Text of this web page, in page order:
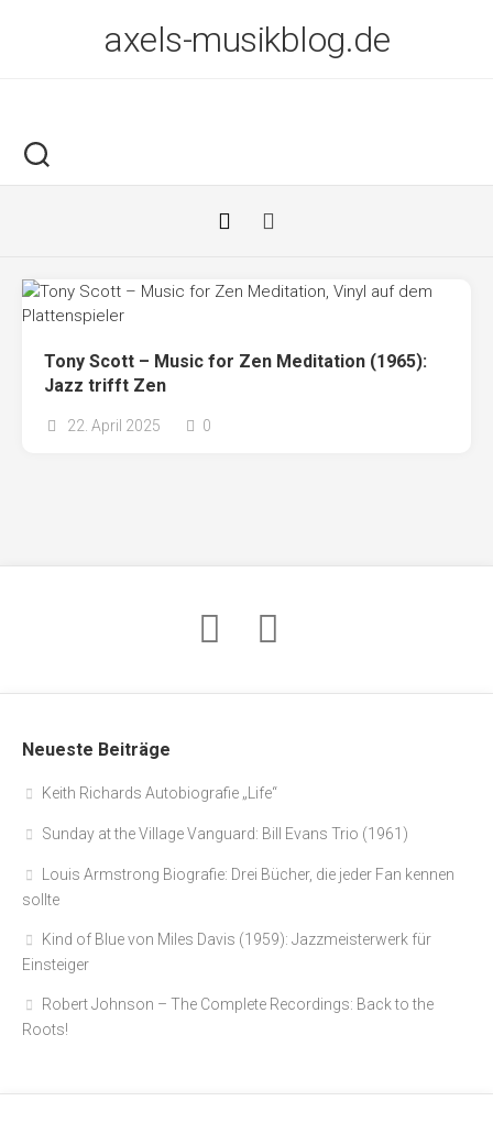
axels-musikblog.de
Tony Scott – Music for Zen Meditation (1965):
Jazz trifft Zen
22. April 2025 0
Neueste Beiträge
Keith Richards Autobiografie „Life“
Sunday at the Village Vanguard: Bill Evans Trio (1961)
Louis Armstrong Biografie: Drei Bücher, die jeder Fan kennen
sollte
Kind of Blue von Miles Davis (1959): Jazzmeisterwerk für
Einsteiger
Robert Johnson – The Complete Recordings: Back to the
Roots!